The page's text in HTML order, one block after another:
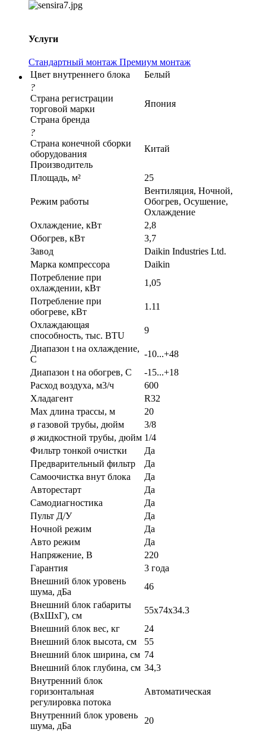
Услуги
Стандартный монтаж Премиум монтаж
Цвет внутреннего блока
Белый
?
Страна регистрации
торговой марки
Страна бренда
Япония
?
Страна конечной сборки
оборудования
Производитель
Китай
Площадь, м² 25
Режим работы
Вентиляция, Ночной,
Обогрев, Осушение,
Охлаждение
Охлаждение, кВт
2,8
Обогрев, кВт
3,7
Завод
Daikin Industries Ltd.
Марка компрессора
Daikin
Потребление при
охлаждении, кВт
1,05
Потребление при
обогреве, кВт
1.11
Охлаждающая
способность, тыс. BTU
9
Диапазон t на охлаждение,
С
-10...+48
Диапазон t на обогрев, С
-15...+18
Расход воздуха, м3/ч
600
Хладагент
R32
Max длина трассы, м
20
ø газовой трубы, дюйм
3/8
ø жидкостной трубы, дюйм 1/4
Фильтр тонкой очистки
Да
Предварительный фильтр
Да
Самоочистка внут блока
Да
Авторестарт
Да
Самодиагностика
Да
Пульт Д/У
Да
Ночной режим
Да
Авто режим
Да
Напряжение, В
220
Гарантия
3 года
Внешний блок уровень
шума, дБа
46
Внешний блок габариты
(ВхШхГ), см
55x74x34.3
Внешний блок вес, кг
24
Внешний блок высота, см
55
Внешний блок ширина, см 74
Внешний блок глубина, см 34,3
Внутренний блок
горизонтальная
регулировка потока
Автоматическая
Внутренний блок уровень
шума, дБа
20